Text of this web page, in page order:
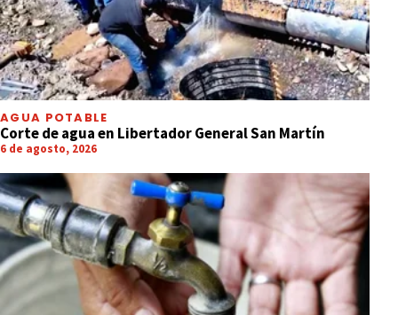
AGUA POTABLE
Corte de agua en Libertador General San Martín
6 de agosto, 2026